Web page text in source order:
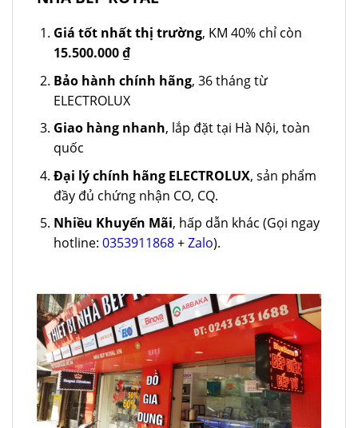
Giá tốt nhất thị trường, KM 40% chỉ còn
15.500.000₫
Bảo hành chính hãng, 36 tháng từ
ELECTROLUX
Giao hàng nhanh, lắp đặt tại Hà Nội, toàn
quốc
Đại lý chính hãng ELECTROLUX, sản phẩm
đầy đủ chứng nhận CO, CQ.
Nhiều Khuyến Mãi, hấp dẫn khác (Gọi ngay
hotline: 0353911868+Zalo).